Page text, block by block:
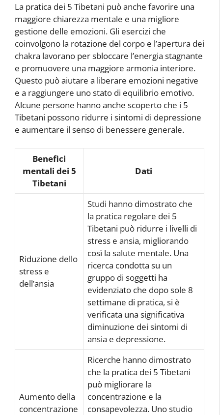
La pratica dei 5 Tibetani può anche favorire una
maggiore chiarezza mentale e una migliore
gestione delle emozioni. Gli esercizi che
coinvolgono la rotazione del corpo e l’apertura dei
chakra lavorano per sbloccare l’energia stagnante
e promuovere una maggiore armonia interiore.
Questo può aiutare a liberare emozioni negative
e a raggiungere uno stato di equilibrio emotivo.
Alcune persone hanno anche scoperto che i 5
Tibetani possono ridurre i sintomi di depressione
e aumentare il senso di benessere generale.
Benefici
mentali dei 5
Tibetani
Dati
Riduzione dello
stress e
dell’ansia
Studi hanno dimostrato che
la pratica regolare dei 5
Tibetani può ridurre i livelli di
stress e ansia, migliorando
così la salute mentale. Una
ricerca condotta su un
gruppo di soggetti ha
evidenziato che dopo sole 8
settimane di pratica, si è
verificata una significativa
diminuzione dei sintomi di
ansia e depressione.
Aumento della
concentrazione
Ricerche hanno dimostrato
che la pratica dei 5 Tibetani
può migliorare la
concentrazione e la
consapevolezza. Uno studio